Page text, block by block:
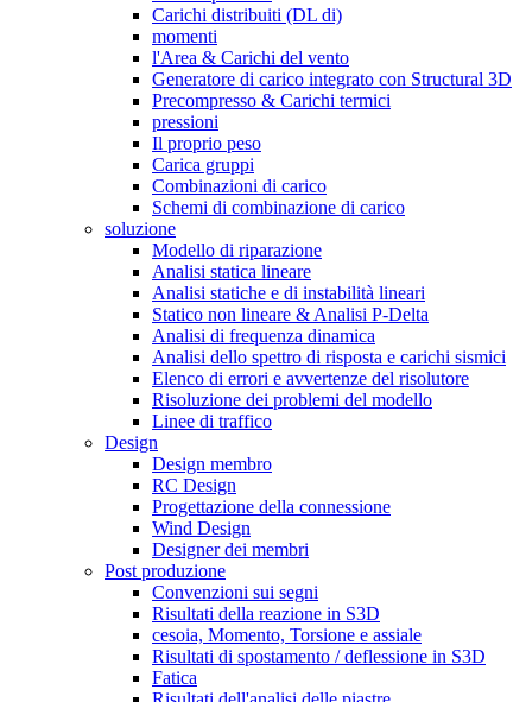
Carichi distribuiti (DL di)
momenti
l'Area & Carichi del vento
Generatore di carico integrato con Structural 3D
Precompresso & Carichi termici
pressioni
Il proprio peso
Carica gruppi
Combinazioni di carico
Schemi di combinazione di carico
soluzione
Modello di riparazione
Analisi statica lineare
Analisi statiche e di instabilità lineari
Statico non lineare & Analisi P-Delta
Analisi di frequenza dinamica
Analisi dello spettro di risposta e carichi sismici
Elenco di errori e avvertenze del risolutore
Risoluzione dei problemi del modello
Linee di traffico
Design
Design membro
RC Design
Progettazione della connessione
Wind Design
Designer dei membri
Post produzione
Convenzioni sui segni
Risultati della reazione in S3D
cesoia, Momento, Torsione e assiale
Risultati di spostamento / deflessione in S3D
Fatica